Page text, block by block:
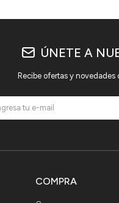
COMPRA
ÚNETE A
Recibe ofertas y